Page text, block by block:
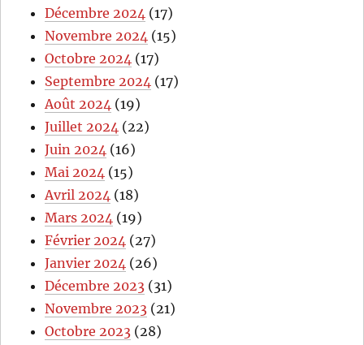
Décembre 2024 (17)
Novembre 2024 (15)
Octobre 2024 (17)
Septembre 2024 (17)
Août 2024 (19)
Juillet 2024 (22)
Juin 2024 (16)
Mai 2024 (15)
Avril 2024 (18)
Mars 2024 (19)
Février 2024 (27)
Janvier 2024 (26)
Décembre 2023 (31)
Novembre 2023 (21)
Octobre 2023 (28)